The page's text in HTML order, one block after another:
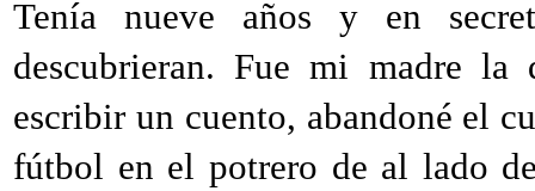
Tenía nueve años y en
descubrieran. Fue mi madre la
escribir un cuento, abandoné el
fútbol en el potrero de al lado